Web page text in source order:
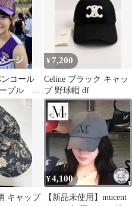
コール
プル 頭
¥ 7,200
Celine ブラック キャッ
プ 野球帽 df
キャップ
¥4,100
【新品未使用】mucent